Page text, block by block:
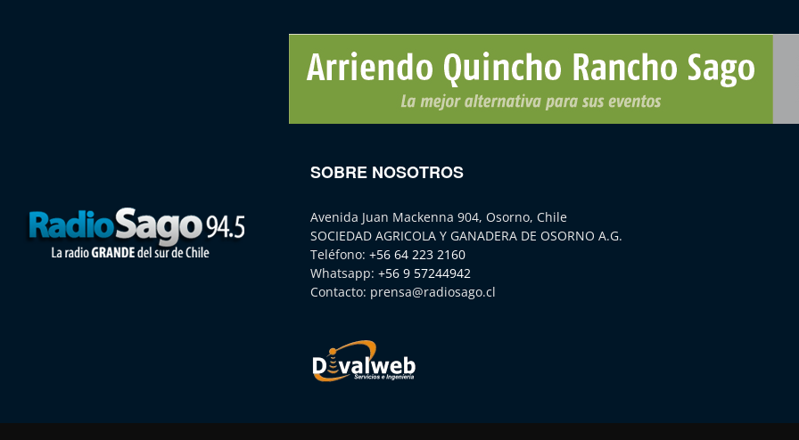
SOBRE NOSOTROS
Avenida Juan Mackenna 904, Osorno, Chile
SOCIEDAD AGRICOLA Y GANADERA DE OSORNO A.G.
Teléfono: +56 64 223 2160
Whatsapp: +56 9 57244942
Contacto: prensa@radiosago.cl